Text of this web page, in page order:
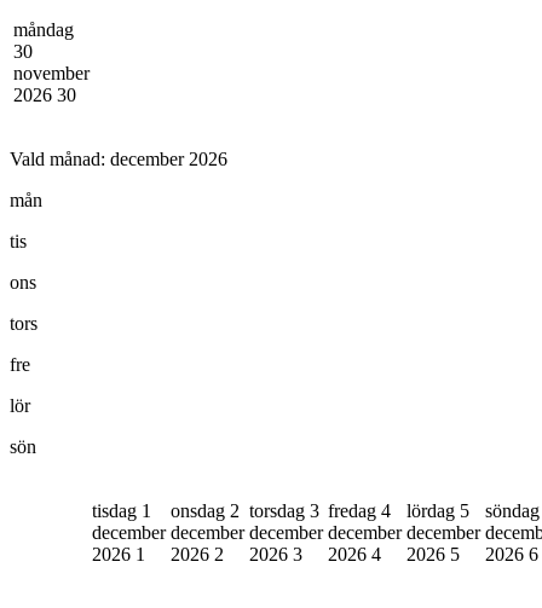
måndag
30
november
2026 30
Vald månad: december 2026
mån
tis
ons
tors
fre
lör
sön
tisdag 1
december
2026 1
onsdag 2
december
2026 2
torsdag 3
december
2026 3
fredag 4
december
2026 4
lördag 5
december
2026 5
2026 6